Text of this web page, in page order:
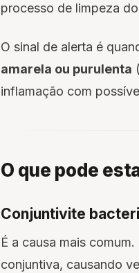
processo de limpeza
O sinal de alerta é
amarela ou purulenta
inflamação com
O que pode
Conjuntivite
É a causa mais
conjuntiva, causando